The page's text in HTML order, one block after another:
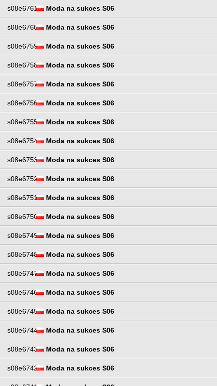
s08e6761 Moda na sukces S06
s08e6760 Moda na sukces S06
s08e6759 Moda na sukces S06
s08e6758 Moda na sukces S06
s08e6757 Moda na sukces S06
s08e6756 Moda na sukces S06
s08e6755 Moda na sukces S06
s08e6754 Moda na sukces S06
s08e6753 Moda na sukces S06
s08e6752 Moda na sukces S06
s08e6751 Moda na sukces S06
s08e6750 Moda na sukces S06
s08e6749 Moda na sukces S06
s08e6748 Moda na sukces S06
s08e6747 Moda na sukces S06
s08e6746 Moda na sukces S06
s08e6745 Moda na sukces S06
s08e6744 Moda na sukces S06
s08e6743 Moda na sukces S06
s08e6742 Moda na sukces S06